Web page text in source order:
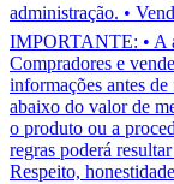
administração. •
IMPORTANTE: • A
Compradores e
informações antes
abaixo do valor de
o produto ou a
regras poderá
Respeito,